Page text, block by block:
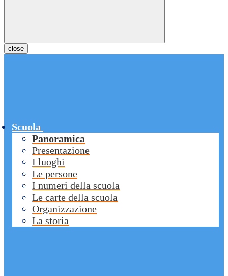
close
Scuola
Panoramica
Presentazione
I luoghi
Le persone
I numeri della scuola
Le carte della scuola
Organizzazione
La storia